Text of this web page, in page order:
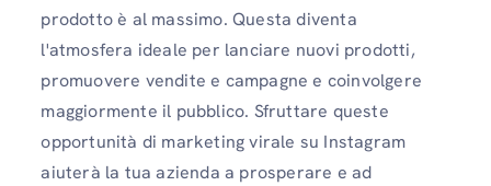
prodotto è al massimo. Questa diventa
l'atmosfera ideale per lanciare nuovi prodotti,
promuovere vendite e campagne e coinvolgere
maggiormente il pubblico. Sfruttare queste
opportunità di marketing virale su Instagram
aiuterà la tua azienda a prosperare e ad